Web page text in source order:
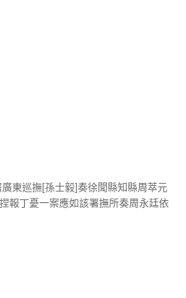
東巡撫[孫士毅]奏徐聞縣知縣周萃元
報丁憂一案應如該署撫所奏周永廷依